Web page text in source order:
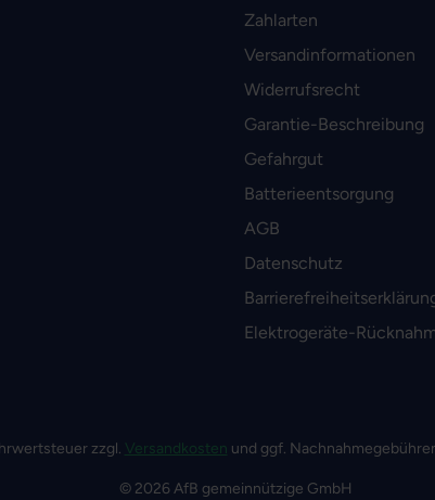
Zahlarten
Versandinformationen
Widerrufsrecht
Garantie-Beschreibung
Gefahrgut
Batterieentsorgung
AGB
Datenschutz
Elektrogeräte-
zzgl. Versandkosten und ggf.
© 2026 AfB gemeinnützige GmbH